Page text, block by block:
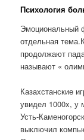
Психология
Эмоциональный
отдельная
продолжают
называют «
Казахстанские
увидел 1000x, у
Усть-
выключил